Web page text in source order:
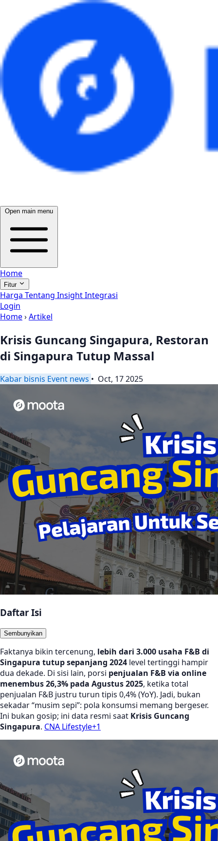
Open main menu
Home
Fitur
Harga Tentang InsightIntegrasi
Login
Home›Artikel
Krisis Guncang Singapura, Restoran
di Singapura Tutup Massal
Kabar bisnis Event news • Oct, 17 2025
Daftar Isi
Sembunyikan
Faktanya bikin tercenung, lebih dari 3.000 usaha F&B di
Singapura tutup sepanjang 2024 level tertinggi hampir
dua dekade. Di sisi lain, porsi penjualan F&B via online
menembus 26,3% pada Agustus 2025, ketika total
penjualan F&B justru turun tipis 0,4% (YoY). Jadi, bukan
sekadar “musim sepi”: pola konsumsi memang bergeser.
Ini bukan gosip; ini data resmi saat Krisis Guncang
Singapura. CNA Lifestyle+1